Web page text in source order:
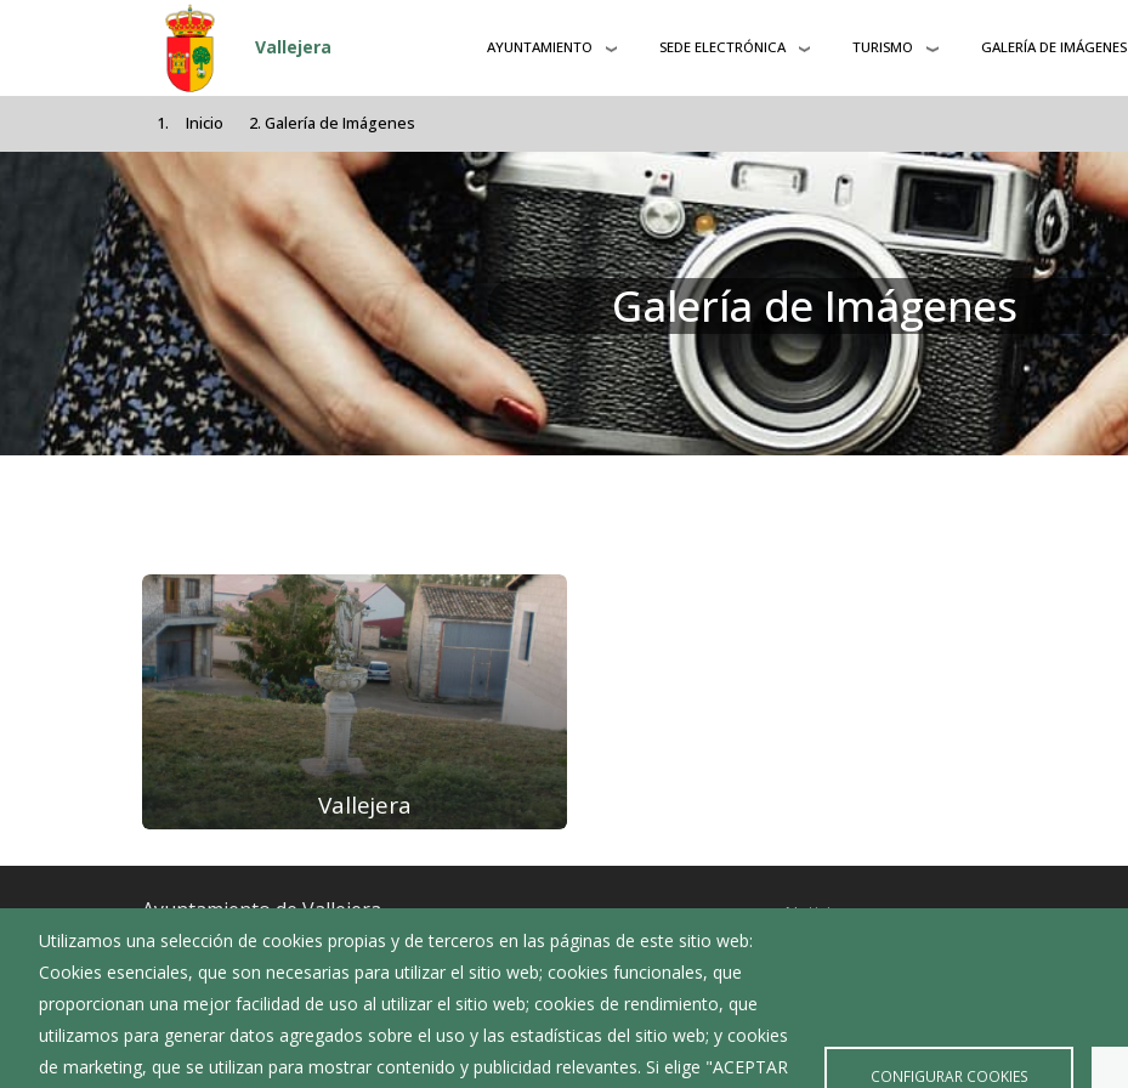
Pasar al contenido principal
Vallejera AYUNTAMIENTO SEDE ELECTRÓNICA TURISMO GALERÍA DE IMÁGENES
Inicio Galería de Imágenes
Galería de Imágenes
Vallejera
Utilizamos una selección de cookies propias y de terceros en las páginas de este sitio web:
Cookies esenciales, que son necesarias para utilizar el sitio web; cookies funcionales, que
proporcionan una mejor facilidad de uso al utilizar el sitio web; cookies de rendimiento, que
utilizamos para generar datos agregados sobre el uso y las estadísticas del sitio web; y cookies
de marketing, que se utilizan para mostrar contenido y publicidad relevantes. Si elige "ACEPTAR
CONFIGURAR COOKIES
Ayuntamiento de Vallejera
: Calle San Juan 14 - 34260
: 947166219
: vallejera@diputaciondeburgos.net
Noticias
Corporación Municipal
Teléfonos de interés